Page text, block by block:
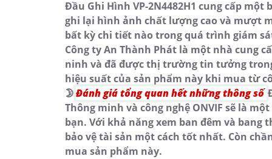
Đầu Ghi Hình VP-2N4482H1 cung cấp
ghi lại hình ảnh chất lượng cao và mượt
bất kỳ chi tiết nào trong quá trình giám
Công ty An Thành Phát là một nhà cung
ninh và đã được thị trường tin tưởng
hiệu suất của sản phẩm này khi mua từ
🌛Đánh giá tổng quan hết những thông số
Thông minh và công nghệ ONVIF sẽ là
bạn. Với khả năng xem ban đêm và
bảo vệ tài sản một cách tốt nhất. Còn
mua sản phẩm này.